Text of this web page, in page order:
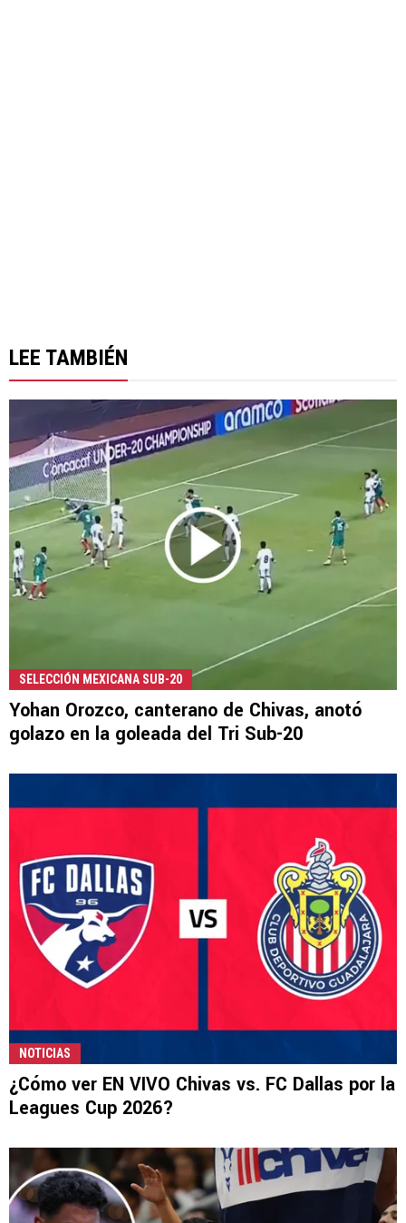
LEE TAMBIÉN
SELECCIÓN MEXICANA SUB-20
Yohan Orozco, canterano de Chivas, anotó
golazo en la goleada del Tri Sub-20
NOTICIAS
¿Cómo ver EN VIVO Chivas vs. FC Dallas por la
Leagues Cup 2026?